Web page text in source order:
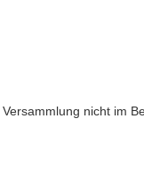
nicht im